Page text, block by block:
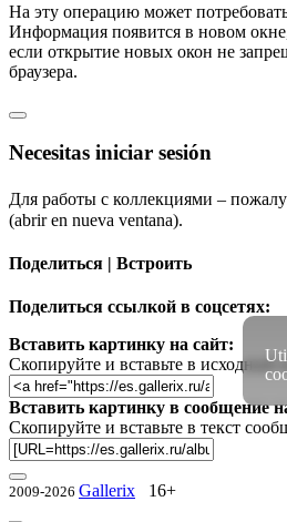
На эту операцию может
Информация появится в новом
если открытие новых окон не
браузера.
Necesitas iniciar sesión
Для работы с коллекциями –
(abrir en nueva ventana).
Поделиться | Встроить
Поделиться ссылкой в соцсетях:
Вставить картинку на сайт:
Скопируйте и вставьте в исходный
Вставить картинку в сообщение
Скопируйте и вставьте в текст
2009-2026 Gallerix 16+